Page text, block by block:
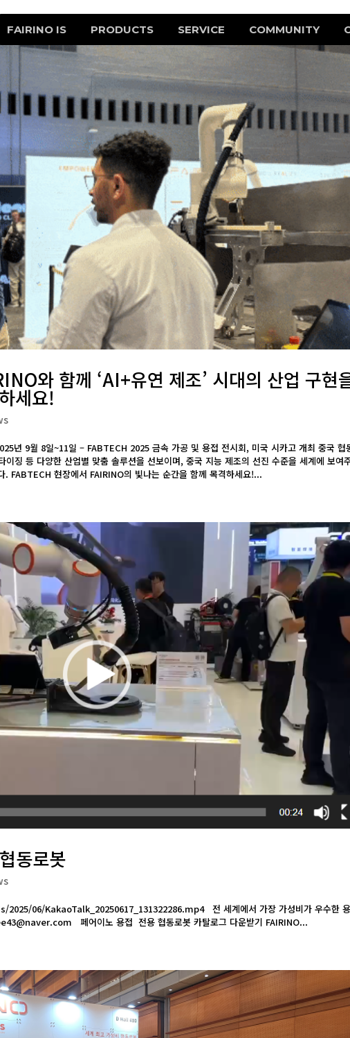
FAIRINO IS PRODUCTS SERVICE COMMUNITY
와 함께 ‘AI+유연 제조’ 시대의 산업 구현
세요!
년 9월 8일~11일 – FABTECH 2025 금속 가공 및 용접 전시회, 미국 시카고 개최 중국 협
이징 등 다양한 산업별 맞춤 솔루션을 선보이며, 중국 지능 제조의 선진 수준을 세계에 보여
. FABTECH 현장에서 FAIRINO의 빛나는 순간을 함께 목격하세요!...
동로봇
06/KakaoTalk_20250617_131322286.mp4 전 세계에서 가장 가성비가 우수한
페어이노 용접 전용 협동로봇 카탈로그 다운받기 FAIRINO...